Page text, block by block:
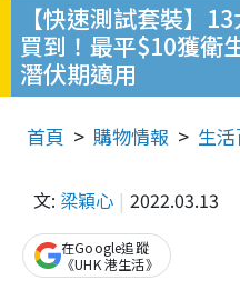
【快速測試套裝】
買到！最平$10獲衛
潛伏期適用
首頁 購物情報 生
文: 梁穎心 2022.03.13
在Google追蹤
《UHK 港生活》